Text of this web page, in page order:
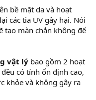
bề mặt da và hoạt
các tia UV gây hại. Nói
tạo màn chắn không để
vật lý bao gồm 2 hoạt
có tính ổn định cao,
khỏe và không gây ra